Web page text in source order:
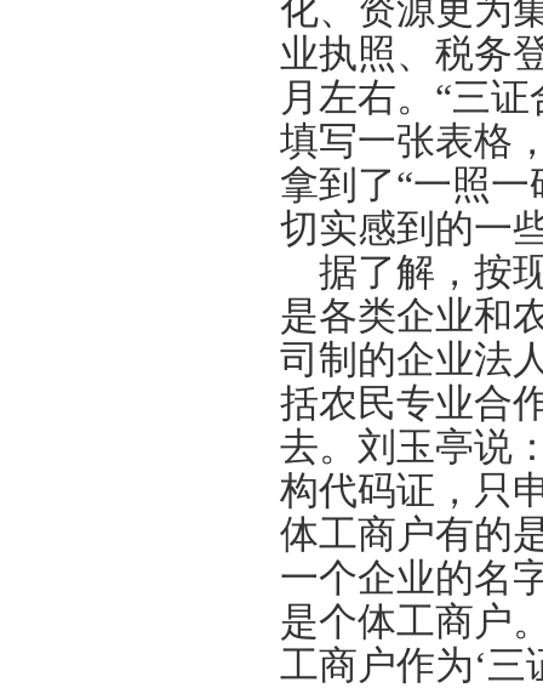
化、资源更为
业执照、税务
月左右。“三
填写一张表格
拿到了“一照
切实感到的一
据了解，按
是各类企业和
司制的企业法
括农民专业合
去。刘玉亭说
构代码证，只
体工商户有的
一个企业的名
是个体工商户
工商户作为‘三